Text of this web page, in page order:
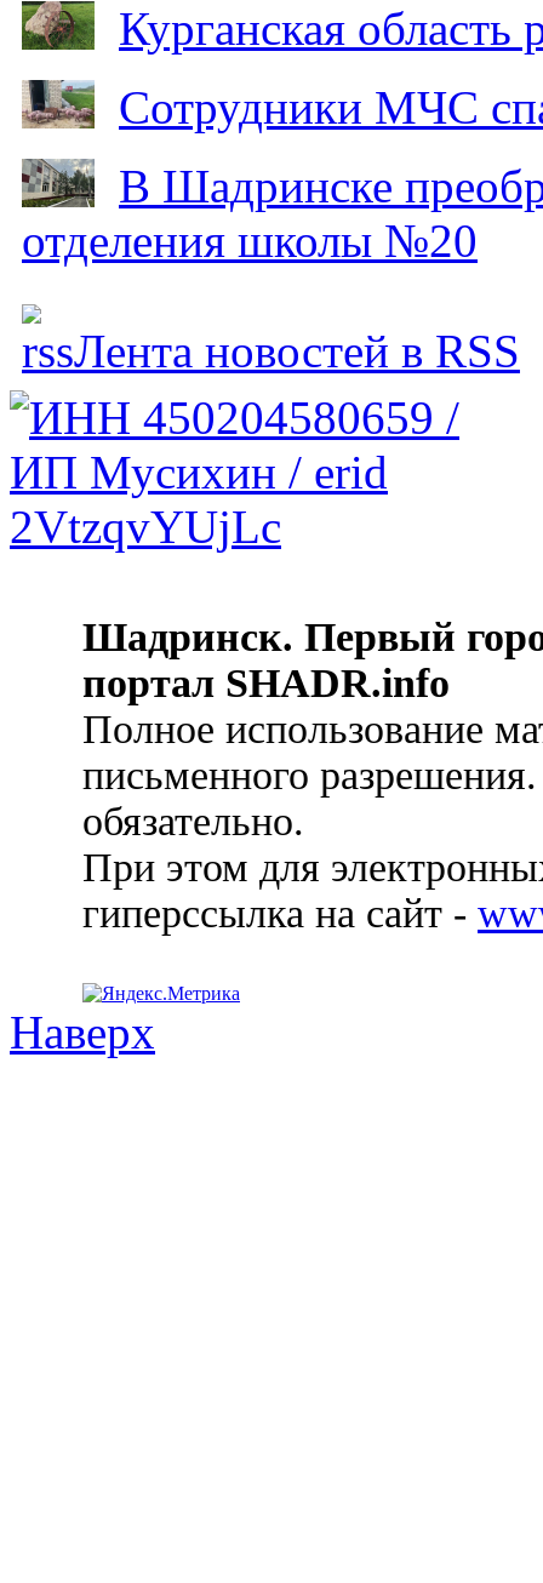
Курганская
Сотрудники МЧС
В Шадринске
отделения школы №20
Лента новостей в RSS
Шадринск. Первый
портал SHADR.info
Полное использование
письменного
обязательно.
При этом для
гиперссылка на сайт -
Наверх